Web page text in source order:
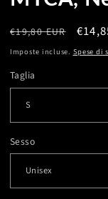
Prezzo
di
€19,80 EUR
Imposte incluse. Spese di
Taglia
Sesso